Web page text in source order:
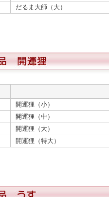
だるま大師（大）
開運狸（小）
開運狸（中）
開運狸（大）
開運狸（特大）